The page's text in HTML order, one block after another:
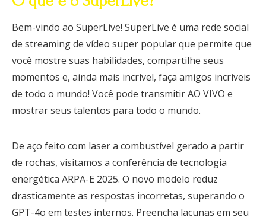
Bem-vindo ao SuperLive! SuperLive é uma rede social
de streaming de vídeo super popular que permite que
você mostre suas habilidades, compartilhe seus
momentos e, ainda mais incrível, faça amigos incríveis
de todo o mundo! Você pode transmitir AO VIVO e
mostrar seus talentos para todo o mundo.
De aço feito com laser a combustível gerado a partir
de rochas, visitamos a conferência de tecnologia
energética ARPA-E 2025. O novo modelo reduz
drasticamente as respostas incorretas, superando o
GPT-4o em testes internos. Preencha lacunas em seu